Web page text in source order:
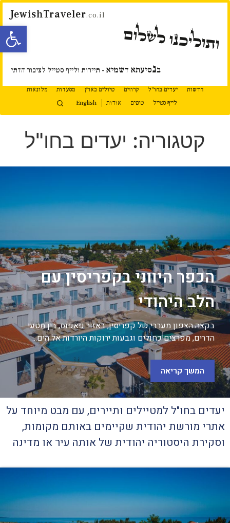
פתח
JewishTraveler.co.il
ותוליכנו לשלום
בנסיעתא דשמיא - תיירות ולייף סטייל לציבור הדתי
חדשות יעדים בחו"ל קרוזים טיולים בארץ מסעדות
מלונאות
לייף סטייל
טיפים אודות English
קטגוריה: יעדים בחו"ל
הכפר היווני בקפריסין עם
הלב היהודי
בקצה הצפון מערבי של קפריסין, באזור פאפוס, בין מטעי
הדרים, מפרצים כחולים וגבעות ירוקות היורדות אל הים...
המשך קריאה
יעדים בחו"ל למטיילים ותיירים, עם מבט מיוחד על
אתרי מורשת יהודית שקיימים באותם מקומות,
וסקירת היסטוריה יהודית של אותה עיר או מדינה